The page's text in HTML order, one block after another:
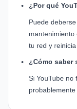
¿Por qué
Puede
mantenimiento
tu red y reinicia
¿Cómo saber
Si YouTube no